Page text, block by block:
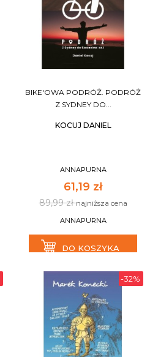
BIKE'OWA PODRÓŻ. PODRÓŻ
Z SYDNEY DO...
KOCUJ DANIEL
ANNAPURNA
61,19 zł
89,99 złnajniższa cena
ANNAPURNA
DO KOSZYKA
-32%